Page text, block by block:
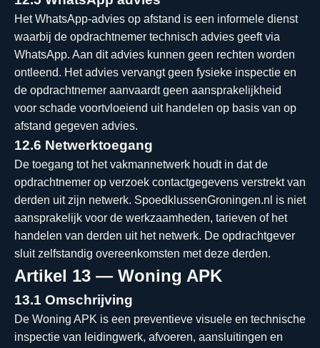
Het WhatsApp-advies op afstand is een informele dienst
waarbij de opdrachtnemer technisch advies geeft via
WhatsApp. Aan dit advies kunnen geen rechten worden
ontleend. Het advies vervangt geen fysieke inspectie en
de opdrachtnemer aanvaardt geen aansprakelijkheid
voor schade voortvloeiend uit handelen op basis van op
afstand gegeven advies.
12.6 Netwerktoegang
De toegang tot het vakmannetwerk houdt in dat de
opdrachtnemer op verzoek contactgegevens verstrekt van
derden uit zijn netwerk. SpoedklussenGroningen.nl is niet
aansprakelijk voor de werkzaamheden, tarieven of het
handelen van derden uit het netwerk. De opdrachtgever
sluit zelfstandig overeenkomsten met deze derden.
Artikel 13 — Woning APK
13.1 Omschrijving
De Woning APK is een preventieve visuele en technische
inspectie van leidingwerk, afvoeren, aansluitingen en